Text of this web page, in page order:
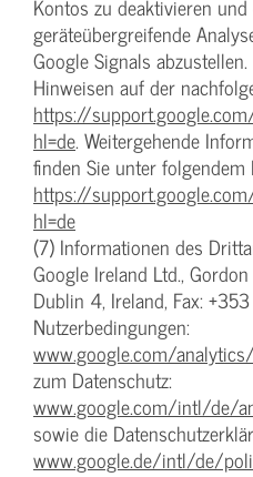
Kontos zu deaktivieren
geräteübergreifende
Google Signals
Hinweisen auf der
https://
hl=de. Weitergehende
finden Sie unter folgendem
https://
hl=de
(7) Informationen des
Google Ireland Ltd.,
Dublin 4, Ireland, Fax:
Nutzerbedingungen:
www.google.com/
zum Datenschutz:
www.google.com/intl/de/
sowie die
www.google.de/intl/de/